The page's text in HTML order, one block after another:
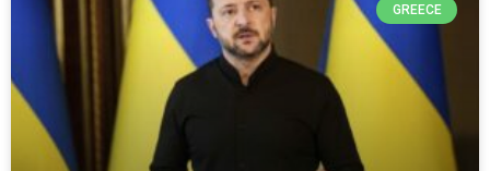
GREECE